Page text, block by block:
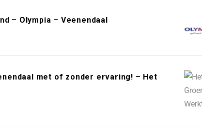
– Olympia – Veenendaal
met of zonder ervaring! – Het